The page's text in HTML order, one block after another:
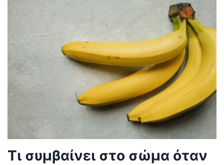
Τι συμβαίνει στο σώμα όταν